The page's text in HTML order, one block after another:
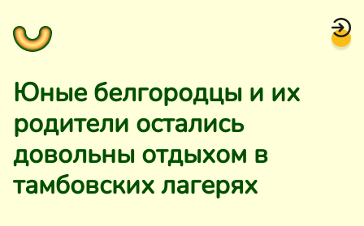
Юные белгородцы и их
родители остались
довольны отдыхом в
тамбовских лагерях